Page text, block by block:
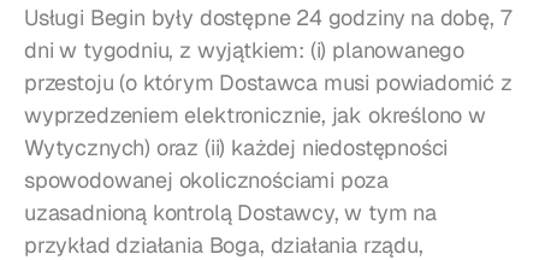
Usługi Begin były dostępne 24 godziny na dobę, 7
dni w tygodniu, z wyjątkiem: (i) planowanego
przestoju (o którym Dostawca musi powiadomić z
wyprzedzeniem elektronicznie, jak określono w
Wytycznych) oraz (ii) każdej niedostępności
spowodowanej okolicznościami poza
uzasadnioną kontrolą Dostawcy, w tym na
przykład działania Boga, działania rządu,